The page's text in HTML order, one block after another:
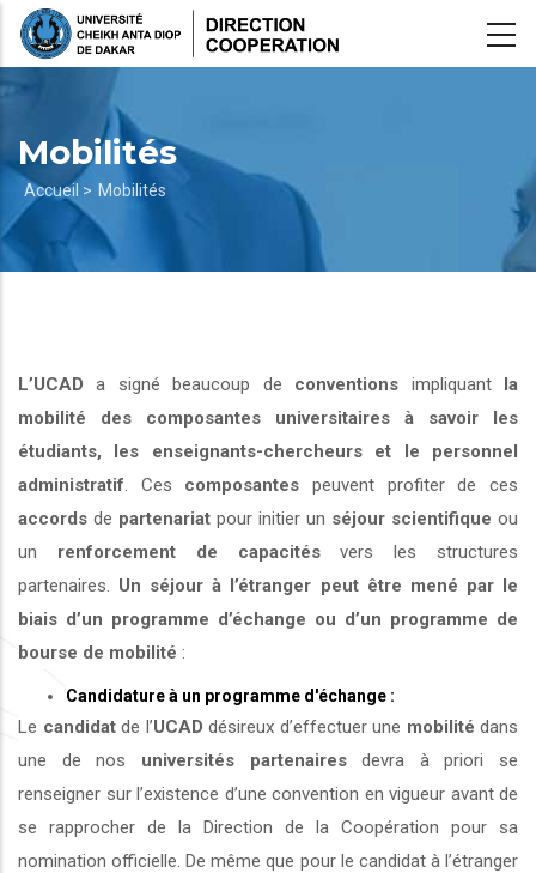
Aller
Mobilités
Fil
d'Ariane
Accueil > Mobilités
L’UCAD a signé beaucoup de conventions impliquant la
mobilité des composantes universitaires à savoir les
étudiants, les enseignants-chercheurs et le personnel
administratif . Ces composantes peuvent profiter de ces
accords de partenariat pour initier un séjour scientifique ou
un renforcement de capacitésvers les structures
partenaires. Un séjour à l’étranger peut être mené par le
biais d’un programme d’échange ou d’un programme de
bourse de mobilité :
Candidature à un programme d'échange :
Le candidatde l’UCAD désireux d’effectuer une mobilité dans
une de nos universités partenairesdevra à priori se
renseigner sur l’existence d’une convention en vigueur avant de
se rapprocher de la Direction de la Coopération pour sa
nomination officielle. De même que pour le candidat à l’étranger